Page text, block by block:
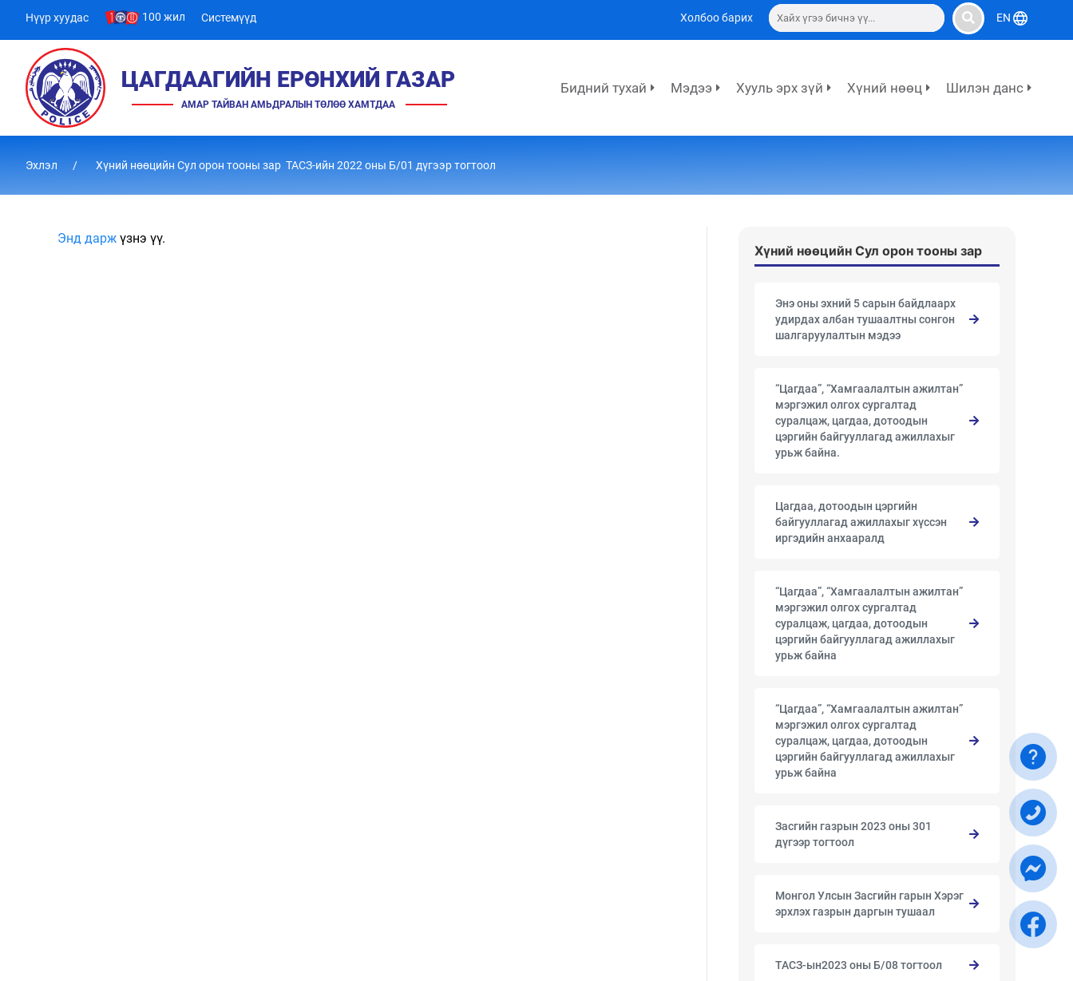
Нүүр хуудас 100 жил Системүүд Холбоо барих EN
ЦАГДААГИЙН ЕРӨНХИЙ ГАЗАР
АМАР ТАЙВАН АМЬДРАЛЫН ТӨЛӨӨ ХАМТДАА
Бидний тухай Мэдээ Хууль эрх зүй Хүний нөөц Шилэн данс
Эхлэл Хүний нөөцийн Сул орон тооны зар ТАСЗ-ийн 2022 оны Б/01 дүгээр тогтоол
Энд дарж үзнэ үү.
Хүний нөөцийн Сул орон тооны зар
Энэ оны эхний 5 сарын байдлаарх
удирдах албан тушаалтны сонгон
шалгаруулалтын мэдээ
“Цагдаа”, “Хамгаалалтын ажилтан”
мэргэжил олгох сургалтад
суралцаж, цагдаа, дотоодын
цэргийн байгууллагад ажиллахыг
урьж байна.
Цагдаа, дотоодын цэргийн
байгууллагад ажиллахыг хүссэн
иргэдийн анхааралд
“Цагдаа”, “Хамгаалалтын ажилтан”
мэргэжил олгох сургалтад
суралцаж, цагдаа, дотоодын
цэргийн байгууллагад ажиллахыг
урьж байна
“Цагдаа”, “Хамгаалалтын ажилтан”
мэргэжил олгох сургалтад
суралцаж, цагдаа, дотоодын
цэргийн байгууллагад ажиллахыг
урьж байна
Засгийн газрын 2023 оны 301
дүгээр тогтоол
Монгол Улсын Засгийн гарын Хэрэг
эрхлэх газрын даргын тушаал
ТАСЗ-ын2023 оны Б/08 тогтоол